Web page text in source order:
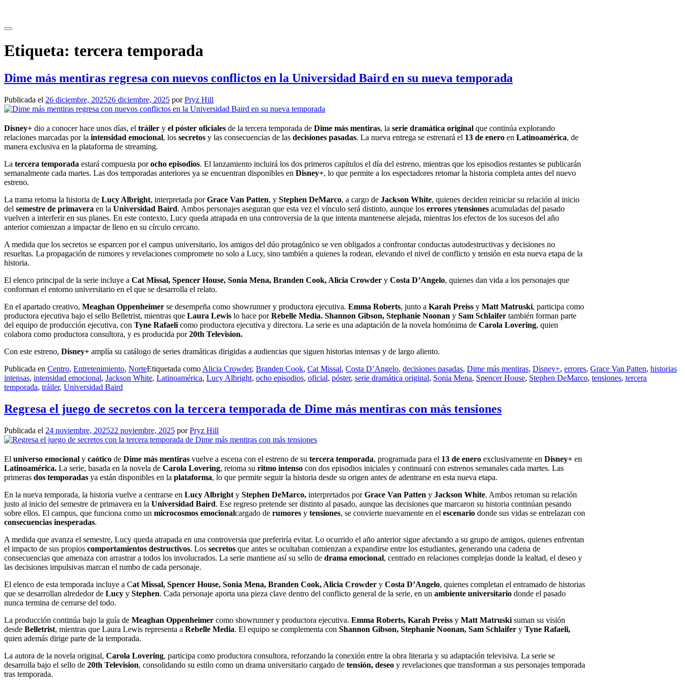
contenido
Etiqueta: tercera temporada
Dime más mentiras regresa con nuevos conflictos en la Universidad Baird en su nueva temporada
Publicada el 26 diciembre, 202526 diciembre, 2025 porPryz Hill
Disney+ dio a conocer hace unos días, el tráiler y el póster oficiales de la tercera temporada de Dime más mentiras, la serie dramática original que continúa explorando
relaciones marcadas por la intensidad emocional, los secretos y las consecuencias de las decisiones pasadas. La nueva entrega se estrenará el 13 de enero en Latinoamérica, de
manera exclusiva en la plataforma de streaming.
La tercera temporada estará compuesta porocho episodios. El lanzamiento incluirá los dos primeros capítulos el día del estreno, mientras que los episodios restantes se publicarán
semanalmente cada martes. Las dos temporadas anteriores ya se encuentran disponibles en Disney+, lo que permite a los espectadores retomar la historia completa antes del nuevo
estreno.
La trama retoma la historia de Lucy Albright, interpretada porGrace Van Patten, y Stephen DeMarco, a cargo de Jackson White, quienes deciden reiniciar su relación al inicio
del semestre de primavera en la Universidad Baird. Ambos personajes aseguran que esta vez el vínculo será distinto, aunque los errores ytensiones acumuladas del pasado
vuelven a interferir en sus planes. En este contexto, Lucy queda atrapada en una controversia de la que intenta mantenerse alejada, mientras los efectos de los sucesos del año
anterior comienzan a impactar de lleno en su círculo cercano.
A medida que los secretos se esparcen por el campus universitario, los amigos del dúo protagónico se ven obligados a confrontar conductas autodestructivas y decisiones no
resueltas. La propagación de rumores y revelaciones compromete no solo a Lucy, sino también a quienes la rodean, elevando el nivel de conflicto y tensión en esta nueva etapa de la
historia.
El elenco principal de la serie incluye a Cat Missal, Spencer House, Sonia Mena, Branden Cook, Alicia Crowder y Costa D’Angelo, quienes dan vida a los personajes que
conforman el entorno universitario en el que se desarrolla el relato.
En el apartado creativo, Meaghan Oppenheimer se desempeña como showrunner y productora ejecutiva. Emma Roberts, junto a Karah Preiss y Matt Matruski, participa como
productora ejecutiva bajo el sello Belletrist, mientras que Laura Lewis lo hace porRebelle Media. Shannon Gibson, Stephanie Noonan y Sam Schlaifer también forman parte
del equipo de producción ejecutiva, con Tyne Rafaeli como productora ejecutiva y directora. La serie es una adaptación de la novela homónima de Carola Lovering, quien
colabora como productora consultora, y es producida por20th Television.
Con este estreno, Disney+ amplía su catálogo de series dramáticas dirigidas a audiencias que siguen historias intensas y de largo aliento.
Publicada en Centro, Entretenimiento, NorteEtiquetada como Alicia Crowder, Branden Cook, Cat Missal, Costa D’Angelo, decisiones pasadas, Dime más mentiras, Disney+, errores, Grace Van Patten, historias
intensas, intensidad emocional, Jackson White, Latinoamérica, Lucy Albright, ocho episodios, oficial, póster, serie dramática original, Sonia Mena, Spencer House, Stephen DeMarco, tensiones, tercera
temporada, tráiler, Universidad Baird
Regresa el juego de secretos con la tercera temporada de Dime más mentiras con más tensiones
Publicada el 24 noviembre, 202522 noviembre, 2025 porPryz Hill
El universo emocional y caótico de Dime más mentiras vuelve a escena con el estreno de su tercera temporada, programada para el 13 de enero exclusivamente en Disney+ en
Latinoamérica. La serie, basada en la novela de Carola Lovering, retoma su ritmo intenso con dos episodios iniciales y continuará con estrenos semanales cada martes. Las
primeras dos temporadas ya están disponibles en la plataforma, lo que permite seguir la historia desde su origen antes de adentrarse en esta nueva etapa.
En la nueva temporada, la historia vuelve a centrarse en Lucy Albright y Stephen DeMarco, interpretados porGrace Van Patten y Jackson White. Ambos retoman su relación
justo al inicio del semestre de primavera en la Universidad Baird. Ese regreso pretende ser distinto al pasado, aunque las decisiones que marcaron su historia continúan pesando
sobre ellos. El campus, que funciona como un microcosmos emocionalcargado de rumores y tensiones, se convierte nuevamente en el escenario donde sus vidas se entrelazan con
consecuencias inesperadas.
A medida que avanza el semestre, Lucy queda atrapada en una controversia que preferiría evitar. Lo ocurrido el año anterior sigue afectando a su grupo de amigos, quienes enfrentan
el impacto de sus propios comportamientos destructivos. Los secretos que antes se ocultaban comienzan a expandirse entre los estudiantes, generando una cadena de
consecuencias que amenaza con arrastrar a todos los involucrados. La serie mantiene así su sello de drama emocional, centrado en relaciones complejas donde la lealtad, el deseo y
las decisiones impulsivas marcan el rumbo de cada personaje.
El elenco de esta temporada incluye a Cat Missal, Spencer House, Sonia Mena, Branden Cook, Alicia Crowder y Costa D’Angelo, quienes completan el entramado de historias
que se desarrollan alrededor de Lucy y Stephen. Cada personaje aporta una pieza clave dentro del conflicto general de la serie, en un ambiente universitario donde el pasado
nunca termina de cerrarse del todo.
La producción continúa bajo la guía de Meaghan Oppenheimer como showrunner y productora ejecutiva. Emma Roberts, Karah Preiss y Matt Matruski suman su visión
desde Belletrist, mientras que Laura Lewis representa a Rebelle Media. El equipo se complementa con Shannon Gibson, Stephanie Noonan, Sam Schlaifer y Tyne Rafaeli,
quien además dirige parte de la temporada.
La autora de la novela original, Carola Lovering, participa como productora consultora, reforzando la conexión entre la obra literaria y su adaptación televisiva. La serie se
desarrolla bajo el sello de 20th Television, consolidando su estilo como un drama universitario cargado de tensión, deseo y revelaciones que transforman a sus personajes temporada
tras temporada.